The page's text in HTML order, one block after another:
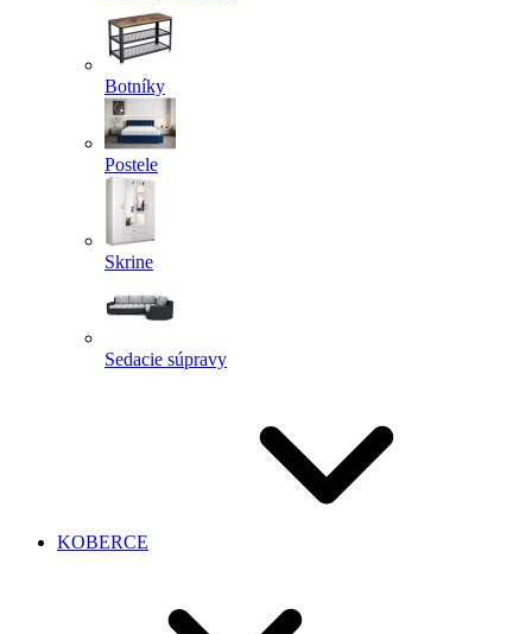
Botníky
Postele
Skrine
Sedacie súpravy
KOBERCE